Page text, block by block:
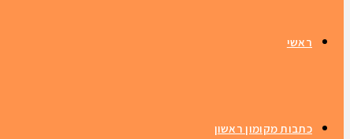
ראשי
כתבות מקומון ראשון